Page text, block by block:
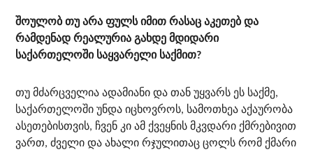
შოულობ თუ არა ფულს იმით რასაც აკეთებ და
რამდენად რეალურია გახდე მდიდარი
საქართელოში საყვარელი საქმით?
თუ მძარცველია ადამიანი და თან უყვარს ეს საქმე,
საქართელოში უნდა იცხოვროს, სამოთხეა აქაურობა
ასეთებისთვის, ჩვენ კი ამ ქვეყნის მკვდარი ქმრებივით
ვართ, ძველი და ახალი რჯულითაც ცოლს რომ ქმარი